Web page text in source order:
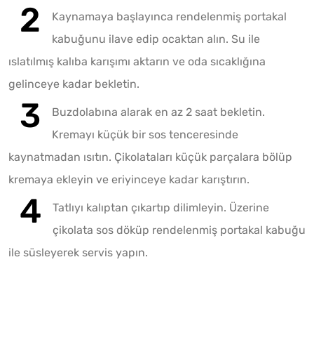
Kaynamaya başlayınca rendelenmiş portakal
kabuğunu ilave edip ocaktan alın. Su ile
ıslatılmış kalıba karışımı aktarın ve oda sıcaklığına
gelinceye kadar bekletin.
Buzdolabına alarak en az 2 saat bekletin.
Kremayı küçük bir sos tenceresinde
kaynatmadan ısıtın. Çikolataları küçük parçalara bölüp
kremaya ekleyin ve eriyinceye kadar karıştırın.
Tatlıyı kalıptan çıkartıp dilimleyin. Üzerine
çikolata sos döküp rendelenmiş portakal kabuğu
ile süsleyerek servis yapın.